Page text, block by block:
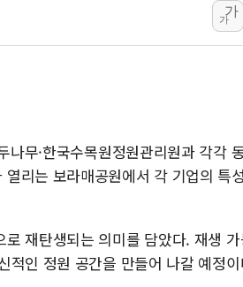
폭염 누그러지고 가뭄 숙지나...경북
사우디·튀르키예·파키스탄, '공동방
[코인시황] 비트코인 6만4000달러대
가
가
무·한국수목원정원관리원과 각각
리는 보라매공원에서 각 기업의 특
재탄생되는 의미를 담았다. 재생
적인 정원 공간을 만들어 나갈 예정